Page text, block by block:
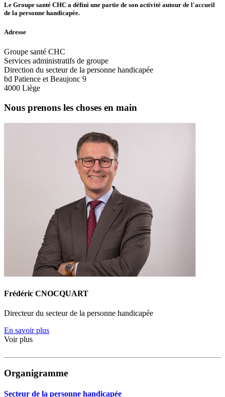
Le Groupe santé CHC a défini une partie de son activité autour de l'accueil
de la personne handicapée.
Adresse
Groupe santé CHC
Services administratifs de groupe
Direction du secteur de la personne handicapée
bd Patience et Beaujonc 9
4000 Liège
Nous prenons les choses en main
Frédéric CNOCQUART
Directeur du secteur de la personne handicapée
En savoir plus
Voir plus
Organigramme
Secteur de la personne handicapée